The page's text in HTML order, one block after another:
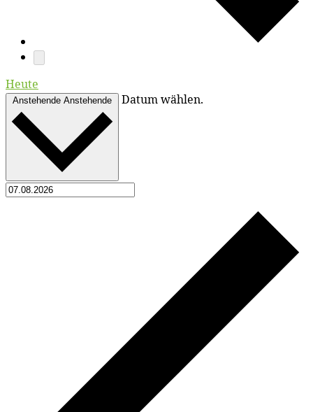
Heute
Anstehende Anstehende Datum wählen.